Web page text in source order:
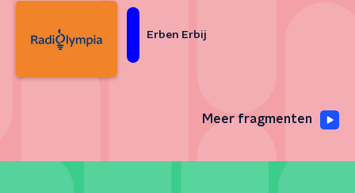
Erben Erbij
Meer fragmenten